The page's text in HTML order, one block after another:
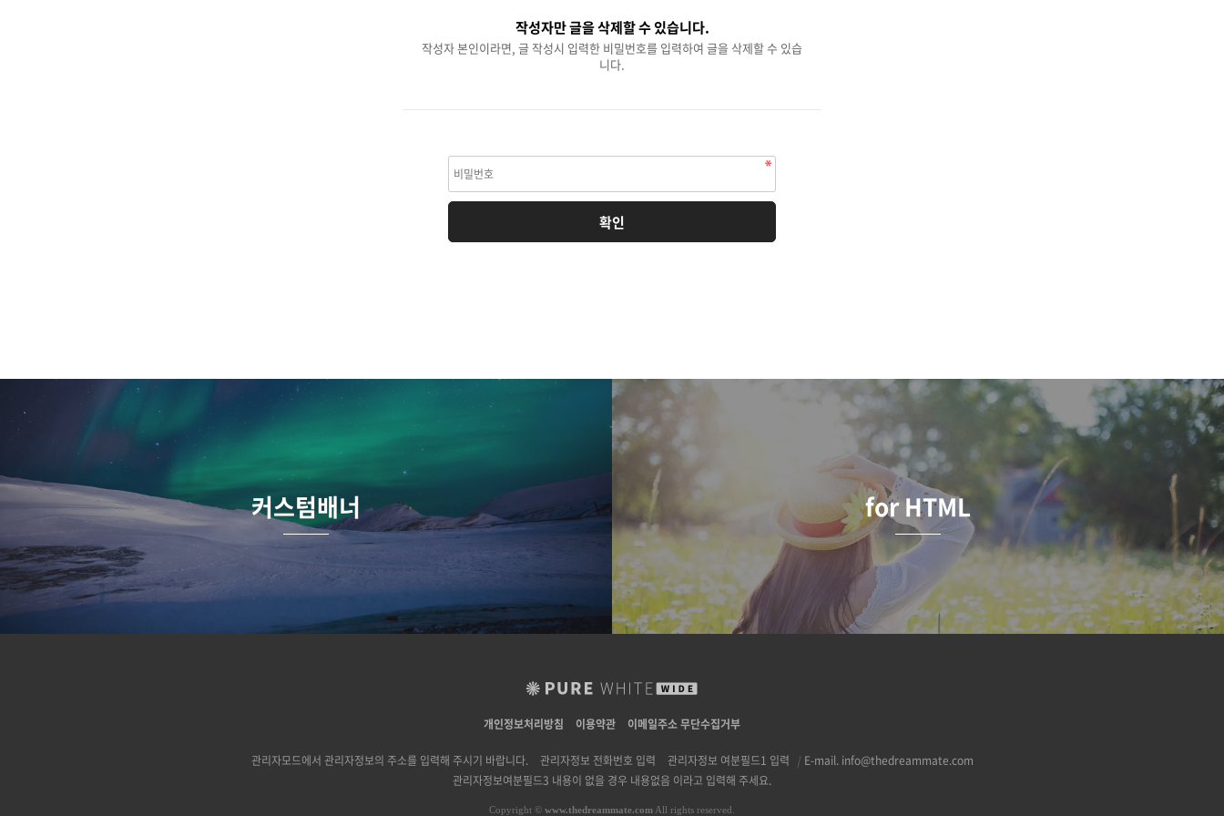
작성자만 글을 삭제할 수 있습니다.
작성자 본인이라면, 글 작성시 입력한 비밀번호를 입력하여 글을 삭제할 수 있습
니다.
커스텀배너 for HTML
개인정보처리방침 이용약관 이메일주소 무단수집거부
관리자모드에서 관리자정보의 주소를 입력해 주시기 바랍니다. 관리자정보 전화번호 입력 관리자정보 여분필드1 입력 | E-mail. info@thedreammate.com
관리자정보여분필드3 내용이 없을 경우 내용없음 이라고 입력해 주세요.
Copyright © www.thedreammate.com All rights reserved.